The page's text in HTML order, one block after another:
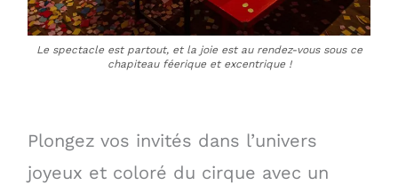
Le spectacle est partout, et la joie est au rendez-vous sous ce
chapiteau féerique et excentrique !
Plongez vos invités dans l’univers
joyeux et coloré du cirque avec un